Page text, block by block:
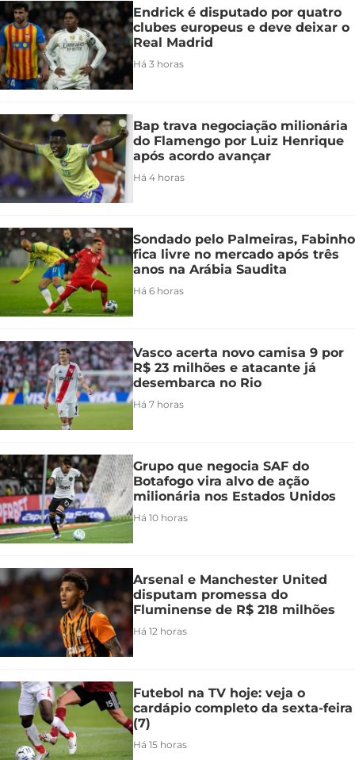
Endrick é disputado por quatro
clubes europeus e deve deixar o
Real Madrid
Há 3 horas
Bap trava negociação milionária
do Flamengo por Luiz Henrique
após acordo avançar
Há 4 horas
Sondado pelo Palmeiras, Fabinho
fica livre no mercado após três
anos na Arábia Saudita
Há 6 horas
Vasco acerta novo camisa 9 por
R$ 23 milhões e atacante já
desembarca no Rio
Há 7 horas
Grupo que negocia SAF do
Botafogo vira alvo de ação
milionária nos Estados Unidos
Há 10 horas
Arsenal e Manchester United
disputam promessa do
Fluminense de R$ 218 milhões
Há 12 horas
Futebol na TV hoje: veja o
cardápio completo da sexta-feira
(7)
Há 15 horas